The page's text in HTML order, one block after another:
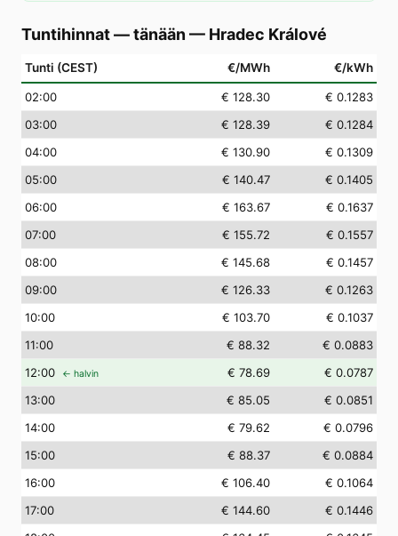
Tuntihinnat — tänään — Hradec Králové
Tunti (CEST) €/MWh €/kWh
02:00 € 128.30
€ 0.1283
03:00 € 128.39
€ 0.1284
04:00 € 130.90
€ 0.1309
05:00 € 140.47
€ 0.1405
06:00 € 163.67
€ 0.1637
07:00 € 155.72
€ 0.1557
08:00 € 145.68
€ 0.1457
09:00 € 126.33
€ 0.1263
10:00 € 103.70
€ 0.1037
11:00 € 88.32
€ 0.0883
12:00 ← halvin € 78.69
€ 0.0787
13:00 € 85.05
€ 0.0851
14:00 € 79.62
€ 0.0796
15:00 € 88.37
€ 0.0884
16:00 € 106.40
€ 0.1064
17:00 € 144.60
€ 0.1446